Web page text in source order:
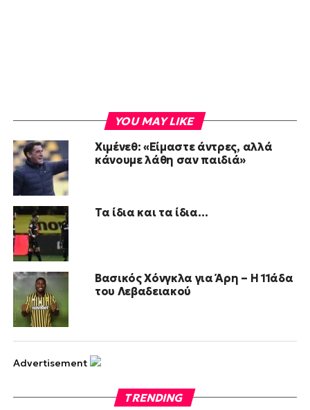
YOU MAY LIKE
Χιμένεθ: «Είμαστε άντρες, αλλά
κάνουμε λάθη σαν παιδιά»
Τα ίδια και τα ίδια…
Βασικός Χόνγκλα για Άρη – Η 11άδα
του Λεβαδειακού
Advertisement
TRENDING